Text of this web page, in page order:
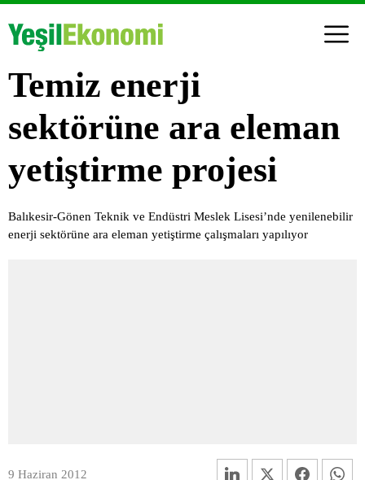
Temiz enerji
sektörüne ara eleman
yetiştirme projesi
Balıkesir-Gönen Teknik ve Endüstri Meslek Lisesi’nde yenilenebilir
enerji sektörüne ara eleman yetiştirme çalışmaları yapılıyor
9 Haziran 2012